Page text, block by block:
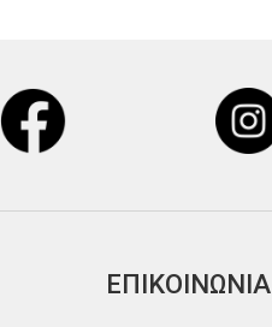
ΕΠΙΚΟΙΝΩΝΙΑ